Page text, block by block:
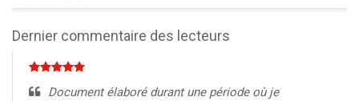
Dernier commentaire des lecteurs
Document élaboré durant une période où je